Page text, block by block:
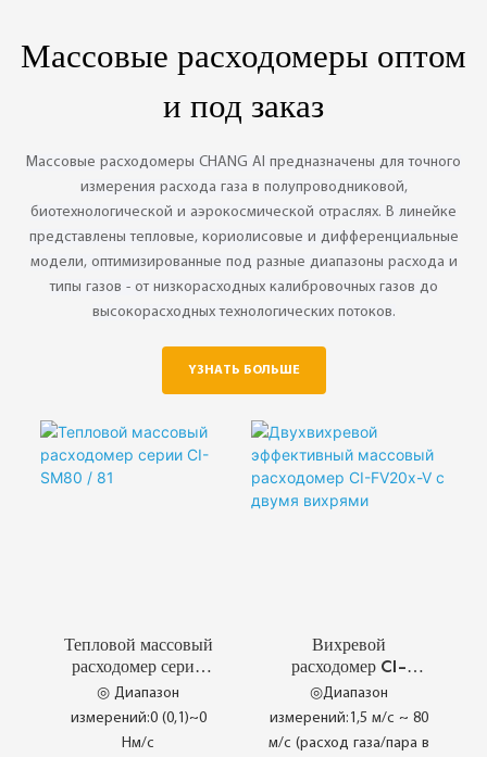
ChangAi
◎ Sistem Pensampelan
Automatik
◎ Pilihan Peralatan
Pilihan
Массовые расходомеры оптом
и под заказ
Массовые расходомеры CHANG AI предназначены для точного
измерения расхода газа в полупроводниковой,
биотехнологической и аэрокосмической отраслях. В линейке
представлены тепловые, кориолисовые и дифференциальные
модели, оптимизированные под разные диапазоны расхода и
типы газов - от низкорасходных калибровочных газов до
высокорасходных технологических потоков.
YЗНАТЬ БОЛЬШЕ
Тепловой массовый
расходомер серии
CI-SM80 / 81
◎ Диапазон
измерений:0 (0,1)~0
Нм/с
Вихревой
расходомер CI-
FV20x-V
◎Диапазон
измерений:1,5 м/с ~ 80
м/с (расход газа/пара в